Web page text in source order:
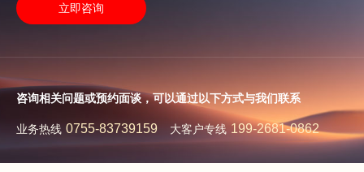
立即咨询
咨询相关问题或预约面谈，可以通过以下方式与我们联系
业务热线 0755-83739159 大客户专线 199-2681-0862